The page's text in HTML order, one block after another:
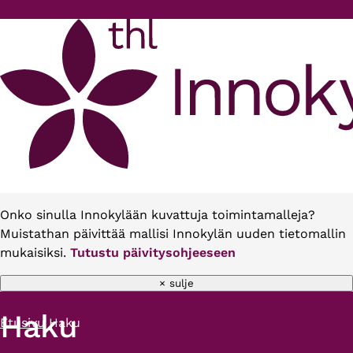
Onko sinulla Innokylään kuvattuja toimintamalleja?
Muistathan päivittää mallisi Innokylän uuden tietomallin
mukaisiksi. Tutustu päivitysohjeeseen
× sulje
Murupolku
Etusivu Haku
Haku